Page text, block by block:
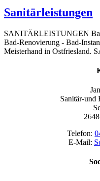
Sanitärleistungen
SANITÄRLEISTUNGEN
Bad-Renovierung - Bad-
Meisterhand in Ostfriesland.
Sanitär-und
Telefon:
E-Mail: